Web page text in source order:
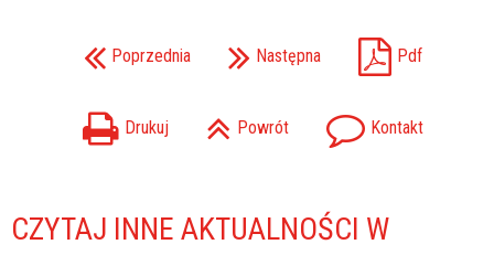
Poprzednia Następna Pdf
Drukuj Powrót Kontakt
CZYTAJ INNE AKTUALNOŚCI W